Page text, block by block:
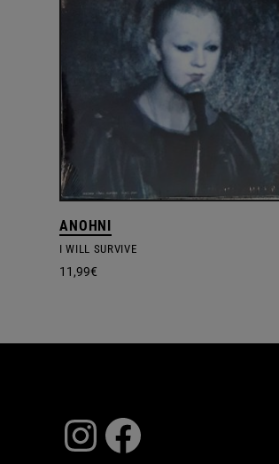
ANOHNI
I WILL SURVIVE
11,99€
Instagram
Facebook